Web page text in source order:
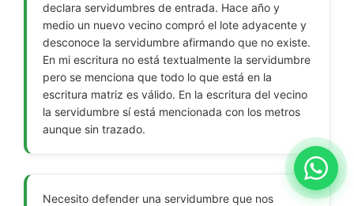
declara servidumbres de entrada. Hace año y
medio un nuevo vecino compró el lote adyacente y
desconoce la servidumbre afirmando que no existe.
En mi escritura no está textualmente la servidumbre
pero se menciona que todo lo que está en la
escritura matriz es válido. En la escritura del vecino
la servidumbre sí está mencionada con los metros
aunque sin trazado.
Necesito defender una servidumbre que nos